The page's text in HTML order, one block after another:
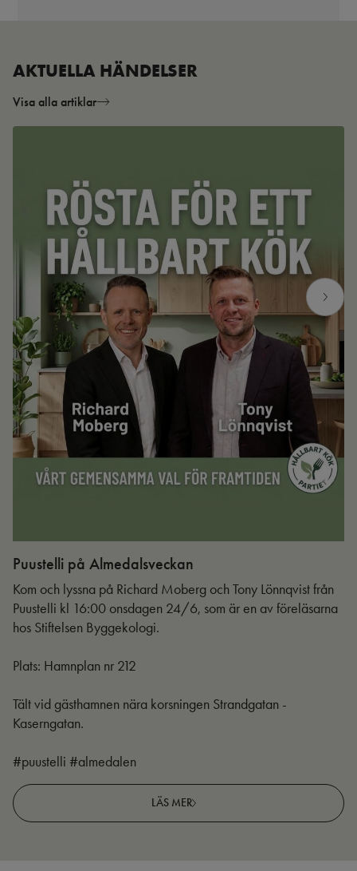
AKTUELLA HÄNDELSER
Visa alla artiklar
Puustelli på Almedalsveckan
Kom och lyssna på Richard Moberg och Tony Lönnqvist från
Puustelli kl 16:00 onsdagen 24/6, som är en av föreläsarna
hos Stiftelsen Byggekologi.
Plats: Hamnplan nr 212
Tält vid gästhamnen nära korsningen Strandgatan -
Kaserngatan.
#puustelli #almedalen
LÄS MER